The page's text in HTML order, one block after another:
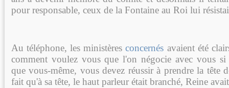
pour responsable, ceux de la Fontaine au Roi lui
Au téléphone, les ministèresconcernés avaient été
comment voulez vous que l'on négocie avec vous si
que vous-même, vous devez réussir à prendre la tête
fait qu'à sa tête, le haut parleur était branché, Reine